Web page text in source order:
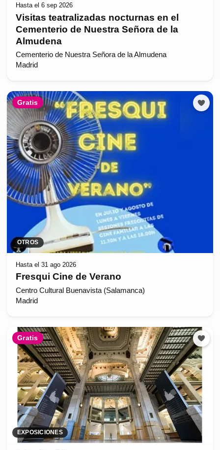
Hasta el 6 sep 2026
Visitas teatralizadas nocturnas en el
Cementerio de Nuestra Señora de la
Almudena
Cementerio de Nuestra Señora de la Almudena
Madrid
Gratis
OTROS
Hasta el 31 ago 2026
Fresqui Cine de Verano
Centro Cultural Buenavista (Salamanca)
Madrid
Gratis
EXPOSICIONES